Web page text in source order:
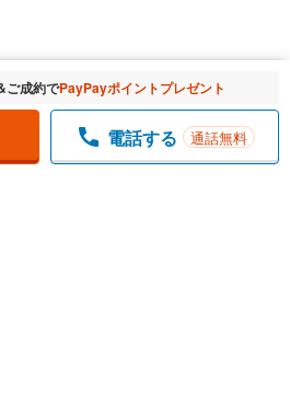
た。 一覧を開く
ご成約でPayPayポイントプレゼント
電話する 通話無料